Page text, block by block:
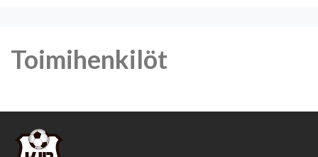
Toimihenkilöt